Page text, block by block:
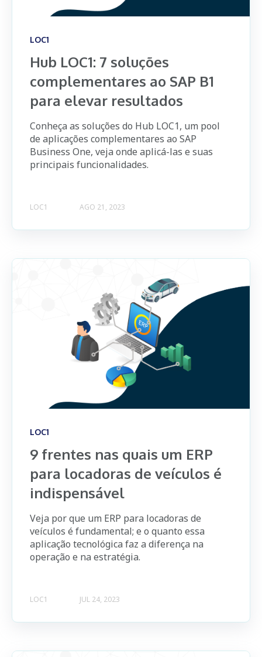
LOC1
Hub LOC1: 7 soluções
complementares ao SAP B1
para elevar resultados
Conheça as soluções do Hub LOC1, um pool
de aplicações complementares ao SAP
Business One, veja onde aplicá-las e suas
principais funcionalidades.
LOC1 AGO 21, 2023
LOC1
9 frentes nas quais um ERP
para locadoras de veículos é
indispensável
Veja por que um ERP para locadoras de
veículos é fundamental; e o quanto essa
aplicação tecnológica faz a diferença na
operação e na estratégia.
LOC1 JUL 24, 2023